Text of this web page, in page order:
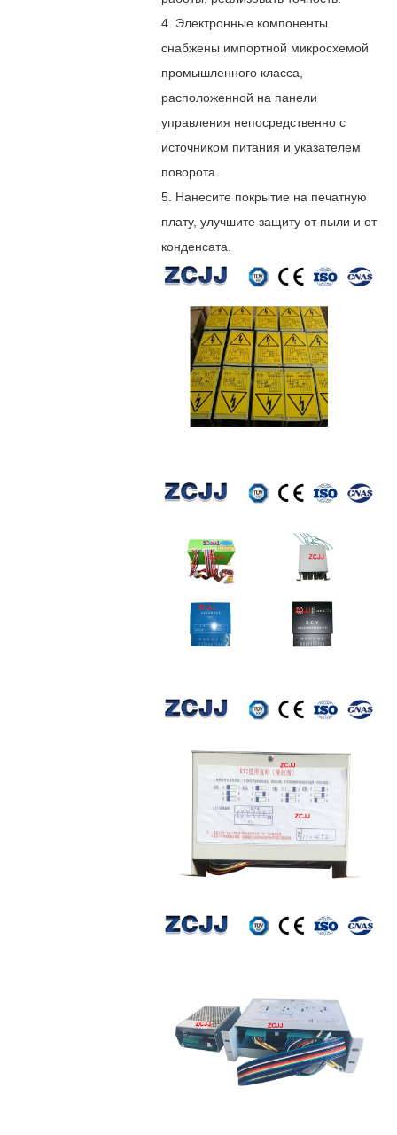
4. Электронные компоненты
снабжены импортной микросхемой
промышленного класса,
расположенной на панели
управления непосредственно с
источником питания и указателем
поворота.
5. Нанесите покрытие на печатную
плату, улучшите защиту от пыли и от
конденсата.